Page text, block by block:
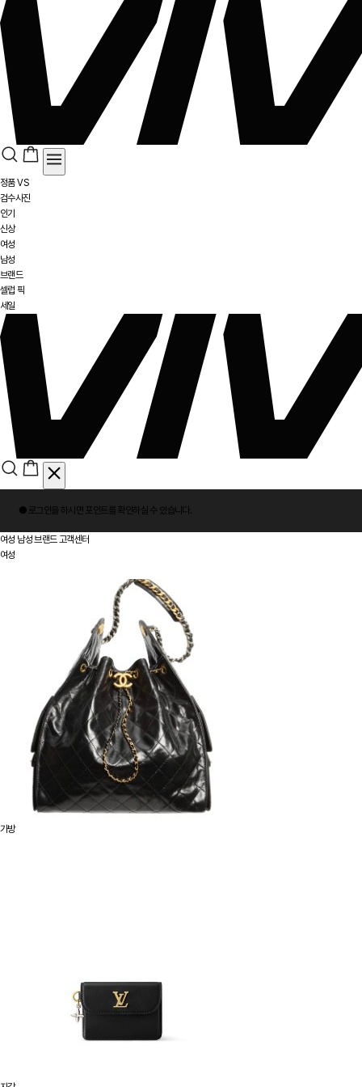
정품 VS
검수사진
인기
신상
여성
남성
브랜드
셀럽 픽
세일
그
인
● 로그인을 하시면 포인트 를 확인하실 수 있습니다.
여성 남성 브랜드 고객센터
여성
가방